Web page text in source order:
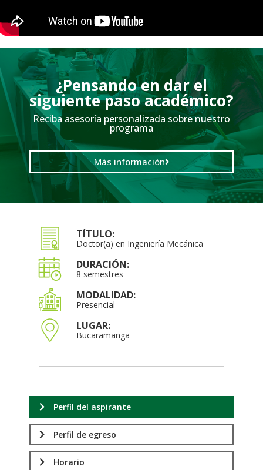
¿Pensando en dar el
siguiente paso académico?
Reciba asesoría personalizada sobre nuestro
programa
Más información
TÍTULO:
Doctor(a) en Ingeniería Mecánica
DURACIÓN:
8 semestres
MODALIDAD:
Presencial
LUGAR:
Bucaramanga
Perfil del aspirante
Perfil de egreso
Horario